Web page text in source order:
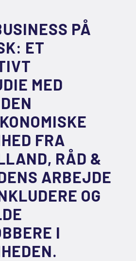
PÅ
ET
MED
FRA
RÅD &
ARBEJDE
OG
I